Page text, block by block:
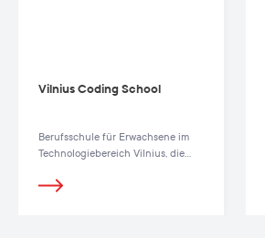
Vilnius Coding School
Berufsschule für Erwachsene im
Technologiebereich Vilnius, die
Datenanalyse lehrt